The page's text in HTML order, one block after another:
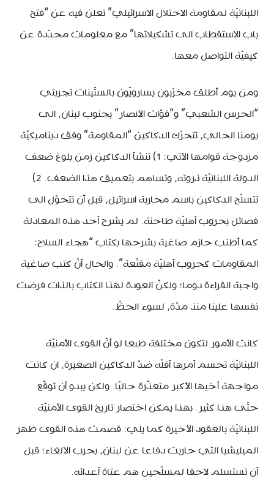
اللبنانيّة لمقاومة الاحتلال الاسرائيلي” تعلن فيه عن “فتح
باب الاستقطاب الى تشكيلاتها” مع معلومات محدّدة عن
كيفيّة التواصل معها.
ومن يوم أطلق مخرّبون يسارويّون بالستّينات تجربتي
“الحرس الشعبي” و”قوّات الأنصار” بجنوب لبنان، الى
يومنا الحالي، تتحرّك الدكاكين “المقاومة” وفق ديناميكيّة
مزدوجة قوامها الآتي: 1) تنشأ الدكاكين زمن بلوغ ضعف
الدولة اللبنانيّة ذروته، وتساهم بتعميق هذا الضعف. 2)
تتسلّح الدكاكين باسم محاربة اسرائيل، قبل أن تتحوّل الى
فصائل بحروب أهليّة طاحنة. لم يشرح أحد هذه المعادلة
كما أطنب حازم صاغية بشرحها بكتاب “هجاء السلاح:
المقاومات كحروب أهليّة مقنّعة”. والحال أنّ كتب صاغية
واجبة القراءة دوما؛ ولكنّ العودة لهذا الكتاب بالذات فرضت
نفسها علينا منذ مدّة، لسوء الحظّ.
كانت الأمور لتكون مختلفة طبعا لو أنّ القوى الأمنيّة
اللبنانيّة تحسم أمرها أقلّه ضدّ الدكاكين الصغيرة، ان كانت
مواجهة أخيها الأكبر متعذّرة حاليّا. ولكن يبدو أن توقّع
حتّى هذا كثير. بهذا يمكن اختصار تاريخ القوى الأمنيّة
اللبنانيّة بالعقود الأخيرة كما يلي: قصمت هذه القوى ظهر
الميليشيا التي حاربت دفاعا عن لبنان، بحرب الالغاء؛ قبل
أن تستسلم لاحقا لمسلّحين هم عتاة أعدائه.